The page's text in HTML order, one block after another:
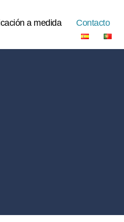
a medida Contacto